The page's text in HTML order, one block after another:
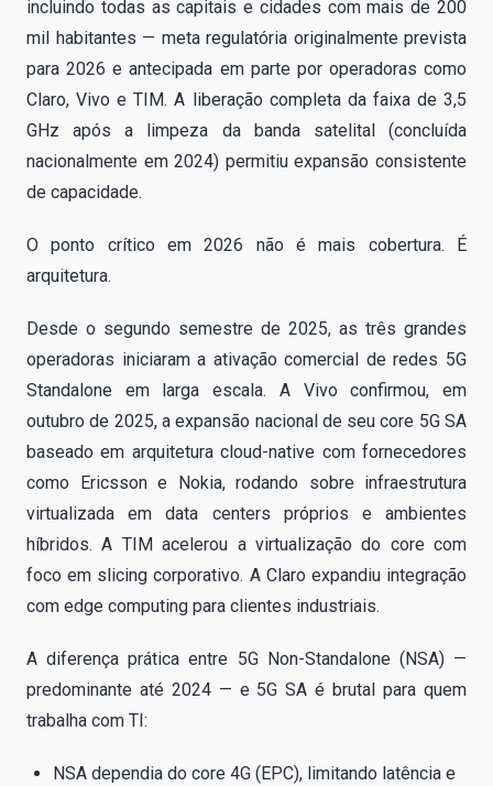
incluindo todas as capitais e cidades com mais de 200
mil habitantes — meta regulatória originalmente prevista
para 2026 e antecipada em parte por operadoras como
Claro, Vivo e TIM. A liberação completa da faixa de 3,5
GHz após a limpeza da banda satelital (concluída
nacionalmente em 2024) permitiu expansão consistente
de capacidade.
O ponto crítico em 2026 não é mais cobertura. É
arquitetura.
Desde o segundo semestre de 2025, as três grandes
operadoras iniciaram a ativação comercial de redes 5G
Standalone em larga escala. A Vivo confirmou, em
outubro de 2025, a expansão nacional de seu core 5G SA
baseado em arquitetura cloud-native com fornecedores
como Ericsson e Nokia, rodando sobre infraestrutura
virtualizada em data centers próprios e ambientes
híbridos. A TIM acelerou a virtualização do core com
foco em slicing corporativo. A Claro expandiu integração
com edge computing para clientes industriais.
A diferença prática entre 5G Non-Standalone (NSA) —
predominante até 2024 — e 5G SA é brutal para quem
trabalha com TI:
NSA dependia do core 4G (EPC), limitando latência e